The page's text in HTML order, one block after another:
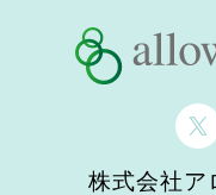
株式会社ア